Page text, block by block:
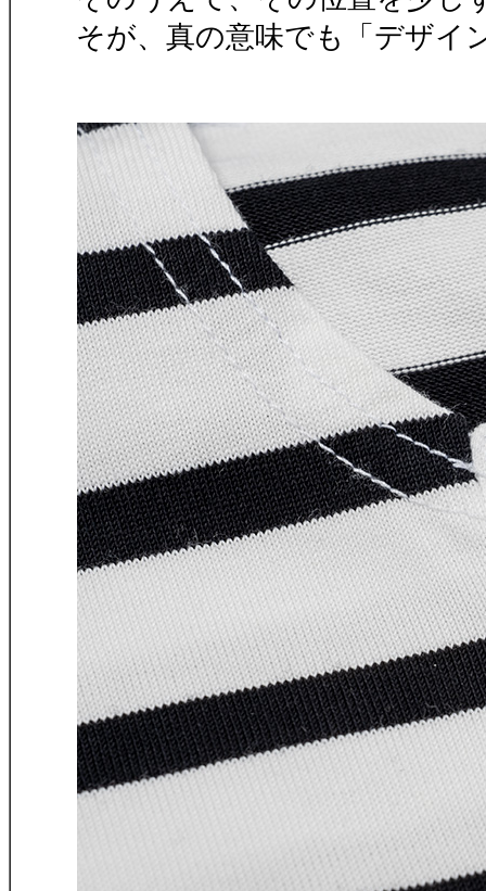
そが、真の意味でも「デザイ